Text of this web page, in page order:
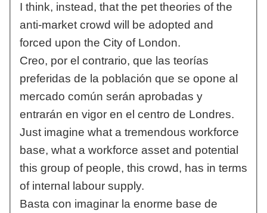
I think, instead, that the pet theories of the
anti-market crowd will be adopted and
forced upon the City of London.
Creo, por el contrario, que las teorías
preferidas de la población que se opone al
mercado común serán aprobadas y
entrarán en vigor en el centro de Londres.
Just imagine what a tremendous workforce
base, what a workforce asset and potential
this group of people, this crowd, has in terms
of internal labour supply.
Basta con imaginar la enorme base de